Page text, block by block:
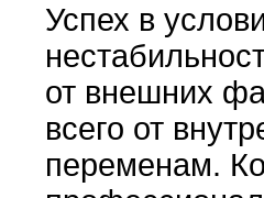
Успех в
от внешних
всего от
переменам.